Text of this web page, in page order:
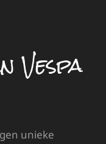
Vespa
unieke